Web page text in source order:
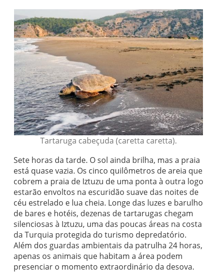
Tartaruga cabeçuda (caretta caretta).
Sete horas da tarde. O sol ainda brilha, mas a praia
está quase vazia. Os cinco quilômetros de areia que
cobrem a praia de Iztuzu de uma ponta à outra logo
estarão envoltos na escuridão suave das noites de
céu estrelado e lua cheia. Longe das luzes e barulho
de bares e hotéis, dezenas de tartarugas chegam
silenciosas à Iztuzu, uma das poucas áreas na costa
da Turquia protegida do turismo depredatório.
Além dos guardas ambientais da patrulha 24 horas,
apenas os animais que habitam a área podem
presenciar o momento extraordinário da desova.